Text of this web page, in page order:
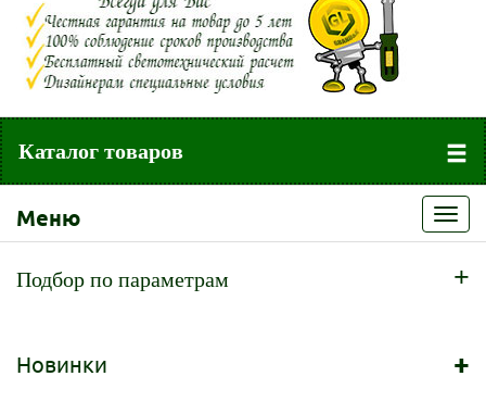
Каталог товаров
Меню
Подбор по параметрам +
Новинки +